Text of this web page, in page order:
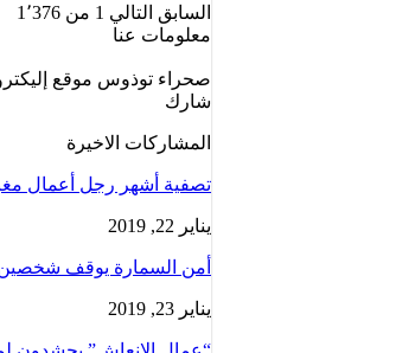
السابق التالي 1 من 1٬376
معلومات عنا
صحراء توذوس موقع
شارك
المشاركات الاخيرة
تصفية أشهر رجل أعمال
يناير 22, 2019
أمن السمارة يوقف شخصين
يناير 23, 2019